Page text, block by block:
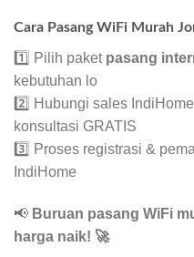
Cara Pasang WiFi Murah
1️⃣ Pilih paket pasang
kebutuhan lo
2️⃣ Hubungi sales
konsultasi GRATIS
3️⃣ Proses registrasi &
IndiHome
📢 Buruan pasang WiFi
harga naik! 🚀